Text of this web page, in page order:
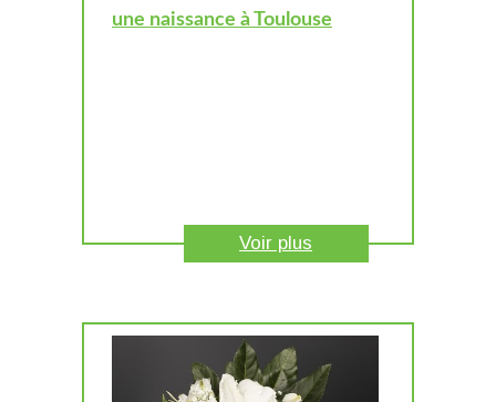
une naissance à Toulouse
Voir plus